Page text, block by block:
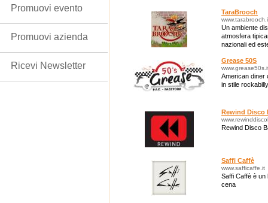
TaraBrooch
Un ambiente
atmosfera
nazionali ed
Grease 50S
American diner
in stile
Rewind Disco
Rewind Disco
Saffi Caffè
www.safficaffe.it
Saffi Caffè è un
cena
Promuovi evento
Promuovi azienda
Ricevi Newsletter